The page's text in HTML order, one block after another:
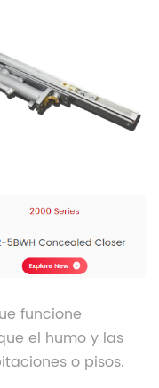
funcione
el humo y las
o pisos.